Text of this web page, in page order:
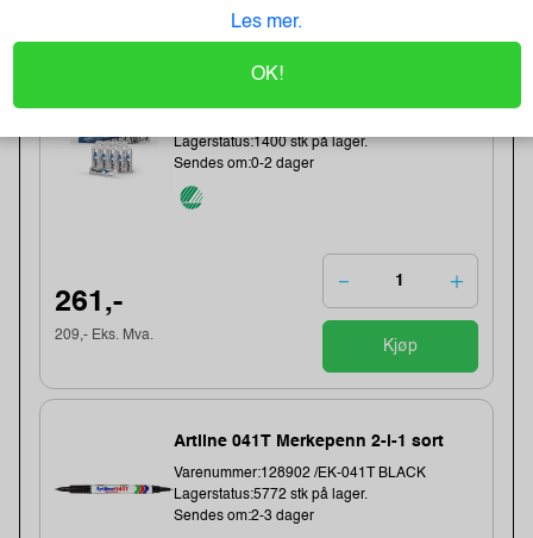
Energizer Lithium AA/L91 Batterier
Lagerstatus:1400 stk på lager.
Sendes om:0-2 dager
261,-
209,- Eks. Mva.
Kjøp
Artline 041T Merkepenn 2-i-1 sort
Varenummer:128902 /EK-041T BLACK
Lagerstatus:5772 stk på lager.
Sendes om:2-3 dager
Les mer.
OK!